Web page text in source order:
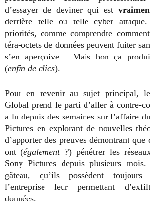
d’essayer de deviner qui est
derrière telle ou telle cyber attaque.
priorités, comme comprendre
téra-octets de données peuvent fuiter
s’en aperçoive… Mais bon ça
(enfin de clics).
Pour en revenir au sujet principal,
Global prend le parti d’aller à contre-
a lu depuis des semaines sur l’affaire
Pictures en explorant de nouvelles
d’apporter des preuves démontrant que
ont (également ?) pénétrer les
Sony Pictures depuis plusieurs
gâteau, qu’ils possèdent
l’entreprise leur permettant
données.